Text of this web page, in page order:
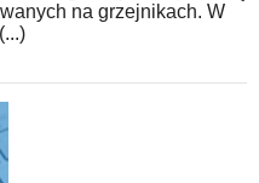
na grzejnikach. W